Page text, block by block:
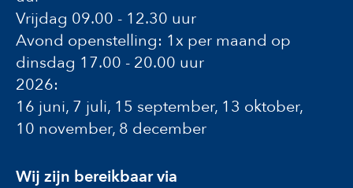
Vrijdag 09.00 - 12.30 uur
Avond openstelling: 1x per maand op
dinsdag 17.00 - 20.00 uur
2026:
16 juni, 7 juli, 15 september, 13 oktober,
10 november, 8 december
Wij zijn bereikbaar via